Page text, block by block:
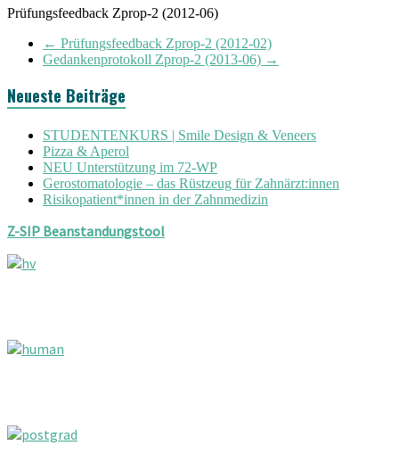
Prüfungsfeedback Zprop-2 (2012-06)
← Prüfungsfeedback Zprop-2 (2012-02)
Gedankenprotokoll Zprop-2 (2013-06) →
Neueste Beiträge
STUDENTENKURS | Smile Design & Veneers
Pizza & Aperol
NEU Unterstützung im 72-WP
Gerostomatologie – das Rüstzeug für Zahnärzt:innen
Risikopatient*innen in der Zahnmedizin
Z-SIP Beanstandungstool